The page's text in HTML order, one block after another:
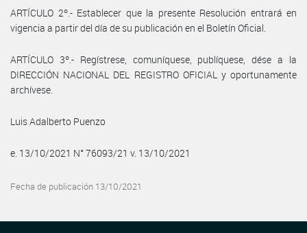
ARTÍCULO 2º.- Establecer que la presente Resolución entrará en
vigencia a partir del día de su publicación en el Boletín Oficial.
ARTÍCULO 3º.- Regístrese, comuníquese, publíquese, dése a la
DIRECCIÓN NACIONAL DEL REGISTRO OFICIAL y oportunamente
archívese.
Luis Adalberto Puenzo
e. 13/10/2021 N° 76093/21 v. 13/10/2021
Fecha de publicación 13/10/2021